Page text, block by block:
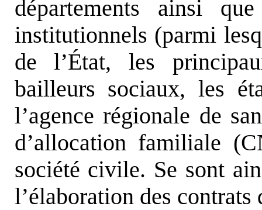
départements ainsi
institutionnels (parmi
de l’État, les
bailleurs sociaux, les
l’agence régionale de
d’allocation familiale
société civile. Se sont
l’élaboration des